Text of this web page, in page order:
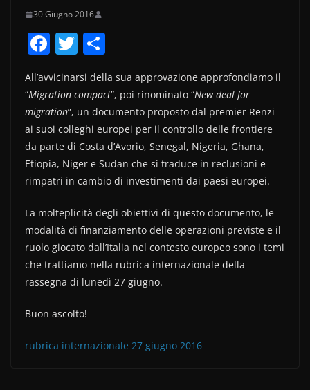
30 Giugno 2016
F
a
c
e
b
o
o
T
w
itt
er
o
n
di
vi
di
All’avvicinarsi della sua approvazione approfondiamo il
“Migration compact”, poi rinominato “New deal for
migration”, un documento proposto dal premier Renzi
ai suoi colleghi europei per il controllo delle frontiere
da parte di Costa d’Avorio, Senegal, Nigeria, Ghana,
Etiopia, Niger e Sudan che si traduce in reclusioni e
rimpatri in cambio di investimenti dai paesi europei.
La molteplicità degli obiettivi di questo documento, le
modalità di finanziamento delle operazioni previste e il
ruolo giocato dall’Italia nel contesto europeo sono i temi
che trattiamo nella rubrica internazionale della
rassegna di lunedì 27 giugno.
Buon ascolto!
rubrica internazionale 27 giugno 2016